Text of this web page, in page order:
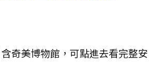
奇美博物館 ，可點進去看完整安